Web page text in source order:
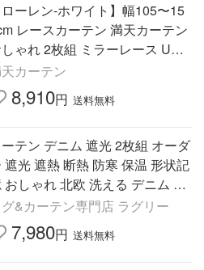
ローレン-ホワイト】幅105〜15
レースカーテン 満天カーテン
ゃれ 2枚組 ミラーレース UV
ト 防視認 遮像 オーダーカー
ウォッシャブル
カーテン
8,910円 送料無料
テン デニム 遮光 2枚組 オーダ
遮光 遮熱 断熱 防寒 保温 形状記
おしゃれ 北欧 洗える デニム 西
/ デニム風カーテン 両開き 2
ット
&カーテン専門店 ラグリー
7,980円 送料無料